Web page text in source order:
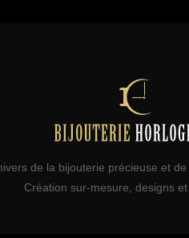
de la bijouterie précieuse et
Création sur-mesure, designs